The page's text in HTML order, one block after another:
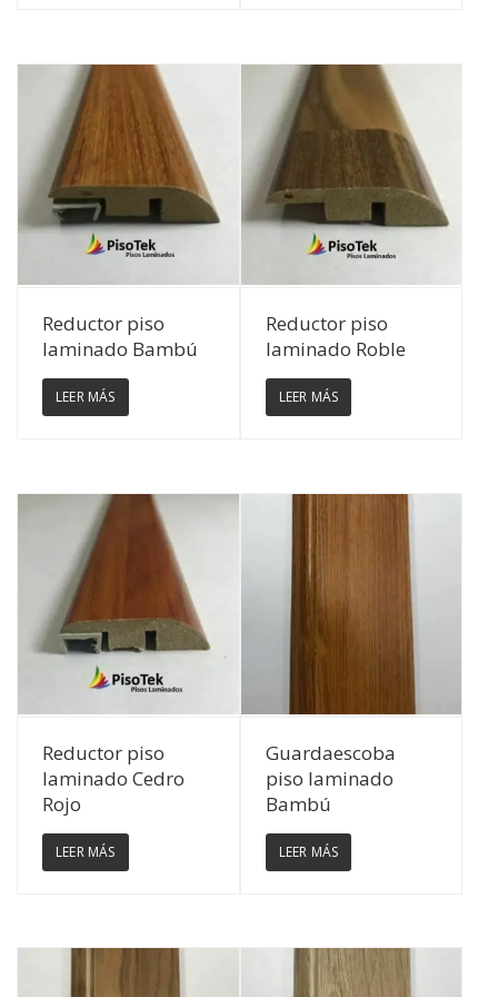
Ver Detalles
Reductor piso
laminado Bambú
LEER MÁS
Ver Detalles
Reductor piso
laminado Roble
LEER MÁS
Ver Detalles
Reductor piso
laminado Cedro
Rojo
LEER MÁS
Ver Detalles
Guardaescoba
piso laminado
Bambú
LEER MÁS